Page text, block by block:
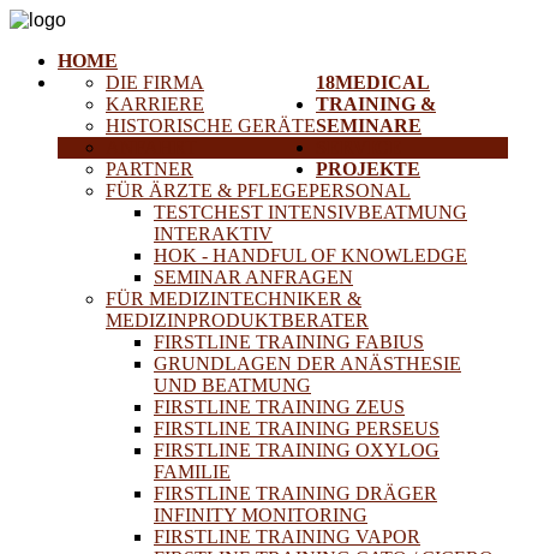
HOME
18MEDICAL
DIE FIRMA
KARRIERE
HISTORISCHE GERÄTE
PARTNER
TRAINING &
SEMINARE
FÜR ÄRZTE & PFLEGEPERSONAL
TESTCHEST INTENSIVBEATMUNG
INTERAKTIV
HOK - HANDFUL OF KNOWLEDGE
SEMINAR ANFRAGEN
FÜR MEDIZINTECHNIKER &
MEDIZINPRODUKTBERATER
FIRSTLINE TRAINING FABIUS
GRUNDLAGEN DER ANÄSTHESIE
UND BEATMUNG
FIRSTLINE TRAINING ZEUS
FIRSTLINE TRAINING PERSEUS
FIRSTLINE TRAINING OXYLOG
FAMILIE
FIRSTLINE TRAINING DRÄGER
INFINITY MONITORING
FIRSTLINE TRAINING VAPOR
PROJEKTE